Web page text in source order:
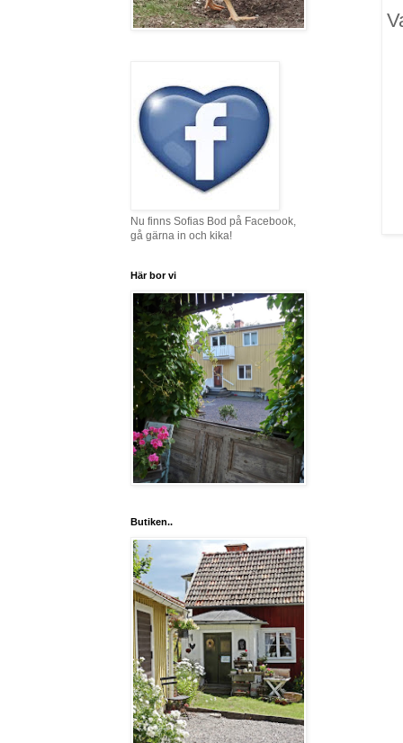
Nu finns Sofias Bod på Facebook,
gå gärna in och kika!
Här bor vi
Butiken..